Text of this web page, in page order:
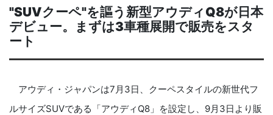
"SUVクーペ"を謳う新型アウディ Q8が日本
デビュー。まずは3車種展開で販売をスタ
ート
アウディ・ジャパンは7月 3日、クーペスタイルの新世代フ
ルサイズSUVである「アウディ Q8 」を設定し、 9月 3日より販